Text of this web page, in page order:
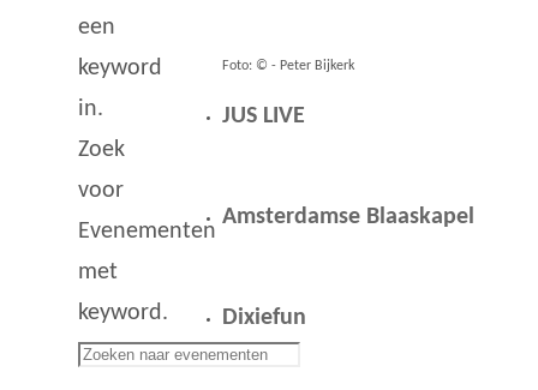
een
keyword
in.
Zoek
voor
Evenementen
met
keyword.
Foto: © - Peter Bijkerk
JUS LIVE
Amsterdamse Blaaskapel
Dixiefun